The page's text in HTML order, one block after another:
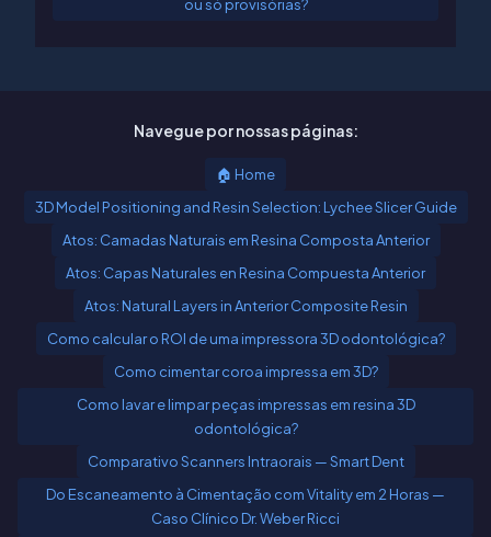
ou só provisórias?
Navegue por nossas páginas:
🏠 Home
3D Model Positioning and Resin Selection: Lychee Slicer Guide
Atos: Camadas Naturais em Resina Composta Anterior
Atos: Capas Naturales en Resina Compuesta Anterior
Atos: Natural Layers in Anterior Composite Resin
Como calcular o ROI de uma impressora 3D odontológica?
Como cimentar coroa impressa em 3D?
Como lavar e limpar peças impressas em resina 3D
odontológica?
Comparativo Scanners Intraorais — Smart Dent
Do Escaneamento à Cimentação com Vitality em 2 Horas —
Caso Clínico Dr. Weber Ricci